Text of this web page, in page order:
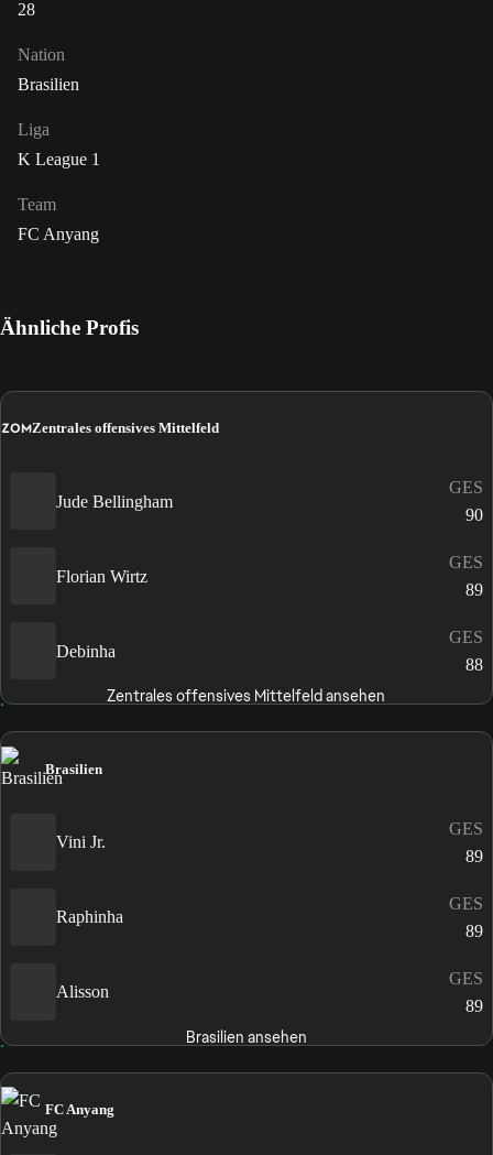
28
Nation
Brasilien
Liga
K League 1
Team
FC Anyang
Ähnliche Profis
ZOMZentrales offensives Mittelfeld
Jude Bellingham
GES
90
Florian Wirtz
GES
89
Debinha
GES
88
Zentrales offensives Mittelfeld ansehen
Brasilien
Vini Jr.
GES
89
Raphinha
GES
89
Alisson
GES
89
Brasilien ansehen
FC Anyang